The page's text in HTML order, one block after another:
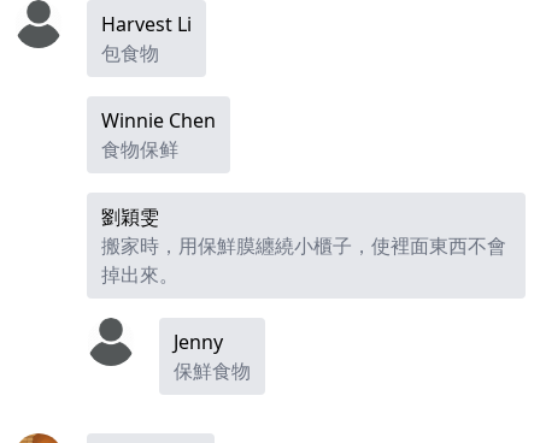
Harvest Li
包食物
Winnie Chen
食物保鲜
劉穎雯
搬家時，用保鮮膜纏繞小櫃子，使裡面東西不會
掉出來。
Jenny
保鮮食物